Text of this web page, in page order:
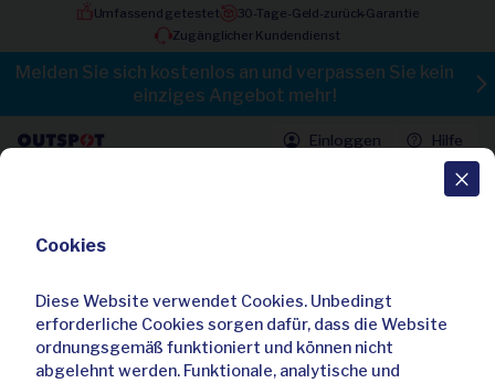
Umfassend getestet
30-Tage-Geld-zurück-Garantie
Zugänglicher Kundendienst
Melden Sie sich kostenlos an und verpassen Sie kein
einziges Angebot mehr!
Einloggen Hilfe
Alle Angebote
leichtem Stretch
4,20 / 54 Bewertungen
Bereits 364 mal gekauft
Cookies
Diese Website verwendet Cookies. Unbedingt
erforderliche Cookies sorgen dafür, dass die Website
ordnungsgemäß funktioniert und können nicht
abgelehnt werden. Funktionale, analytische und